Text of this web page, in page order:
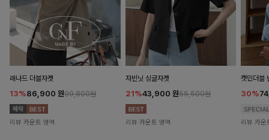
래나드 더블자켓
13%86,900 원99,800원
리뷰 카운트 영역
자빈닛 싱글자켓
21%43,900 원55,500원
리뷰 카운트 영역
캣민더블
30%
리뷰 카운